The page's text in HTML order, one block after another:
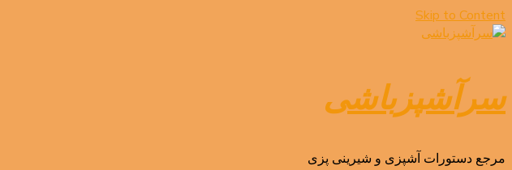
Skip to Content
سرآشپزباشی
مرجع دستورات آشپزی و شیرینی پزی